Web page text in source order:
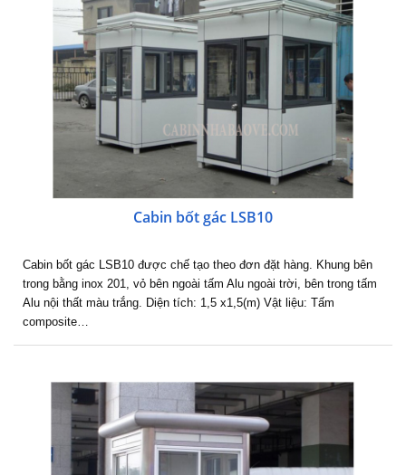
Cabin bốt gác LSB10
Cabin bốt gác LSB10 được chế tạo theo đơn đặt hàng. Khung bên
trong bằng inox 201, vỏ bên ngoài tấm Alu ngoài trời, bên trong tấm
Alu nội thất màu trắng. Diện tích: 1,5 x1,5(m) Vật liệu: Tấm
composite…